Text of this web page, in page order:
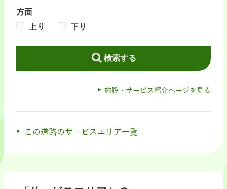
方面
上り
下り
検索する
施設・サービス紹介ページを見る
この道路のサービスエリア一覧